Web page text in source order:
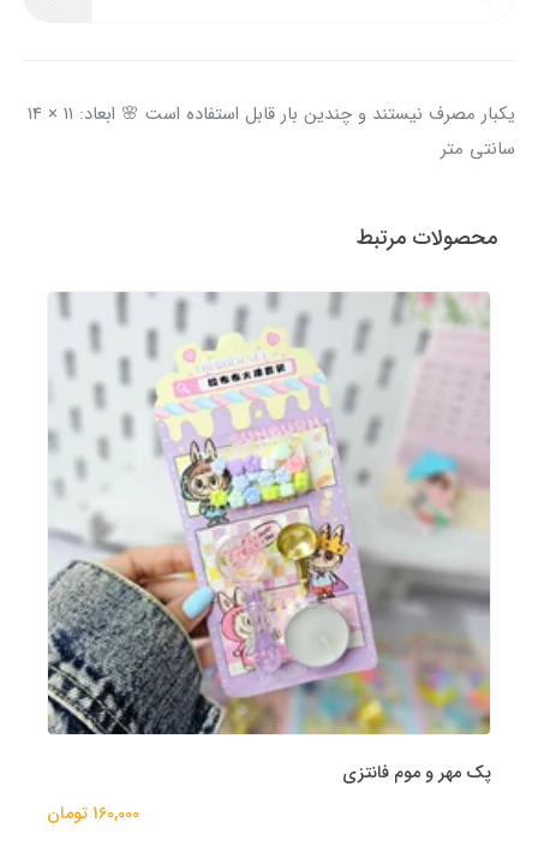
یکبار مصرف نیستند و چندین بار قابل استفاده است 🌸 ابعاد: ۱۱ × ۱۴
سانتی متر
محصولات مرتبط
پک مهر و موم فانتزی
160,000 تومان